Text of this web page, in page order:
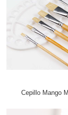
Cepillo Mango